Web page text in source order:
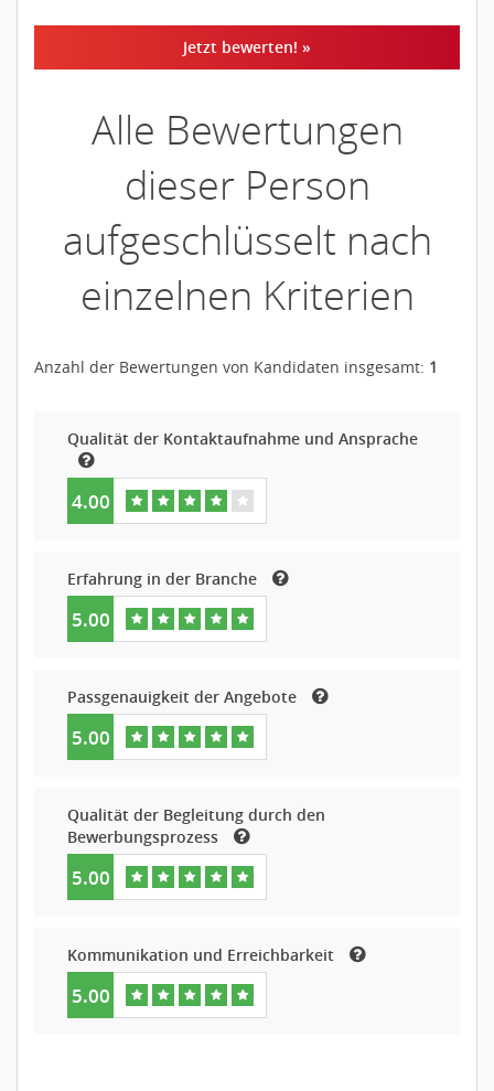
Jetzt bewerten! »
Alle Bewertungen
dieser Person
aufgeschlüsselt nach
einzelnen Kriterien
Anzahl der Bewertungen von Kandidaten insgesamt: 1
Qualität der Kontaktaufnahme und Ansprache
4.00
Erfahrung in der Branche
5.00
Passgenauigkeit der Angebote
5.00
Qualität der Begleitung durch den
Bewerbungsprozess
5.00
Kommunikation und Erreichbarkeit
5.00